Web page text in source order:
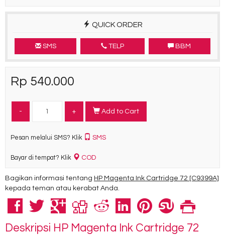
QUICK ORDER
SMS TELP BBM
Rp 540.000
- + Add to Cart
Pesan melalui SMS? Klik SMS
Bayar di tempat? Klik COD
Bagikan informasi tentang HP Magenta Ink Cartridge 72 [C9399A]
kepada teman atau kerabat Anda.
Deskripsi HP Magenta Ink Cartridge 72